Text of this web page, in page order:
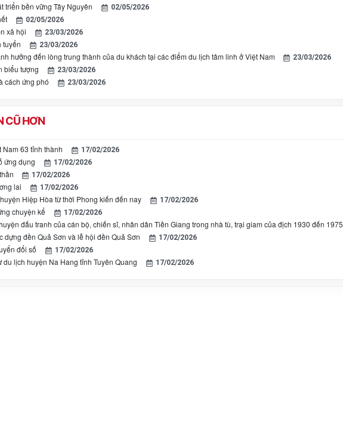
triển bền vững Tây Nguyên 02/05/2026
02/05/2026
xã hội 23/03/2026
tuyển 23/03/2026
hưởng đến lòng trung thành của du khách tại các điểm du lịch tâm linh ở Việt Nam 23/03/2026
biểu tượng 23/03/2026
cách ứng phó 23/03/2026
CŨ HƠN
Nam 63 tỉnh thành 17/02/2026
ứng dụng 17/02/2026
17/02/2026
lai 17/02/2026
Hiệp Hòa từ thời Phong kiến đến nay 17/02/2026
chuyện kể 17/02/2026
đấu tranh của cán bộ, chiến sĩ, nhân dân Tiền Giang trong nhà tù, trại giam của địch 1930 đến 1975
dựng đền Quả Sơn và lễ hội đền Quả Sơn 17/02/2026
đổi số 17/02/2026
du lịch huyện Na Hang tỉnh Tuyên Quang 17/02/2026